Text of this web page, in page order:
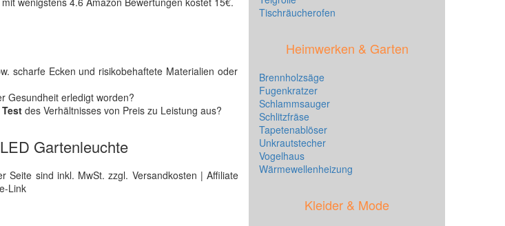
scharfe Ecken und risikobehaftete Materialien oder
Gesundheit erledigt worden?
Test des Verhältnisses von Preis zu Leistung aus?
Gartenleuchte
Seite sind inkl. MwSt. zzgl. Versandkosten | Affiliate
Link
Tischräucherofen
Heimwerken & Garten
Brennholzsäge
Fugenkratzer
Schlammsauger
Schlitzfräse
Tapetenablöser
Unkrautstecher
Vogelhaus
Wärmewellenheizung
Kleider & Mode